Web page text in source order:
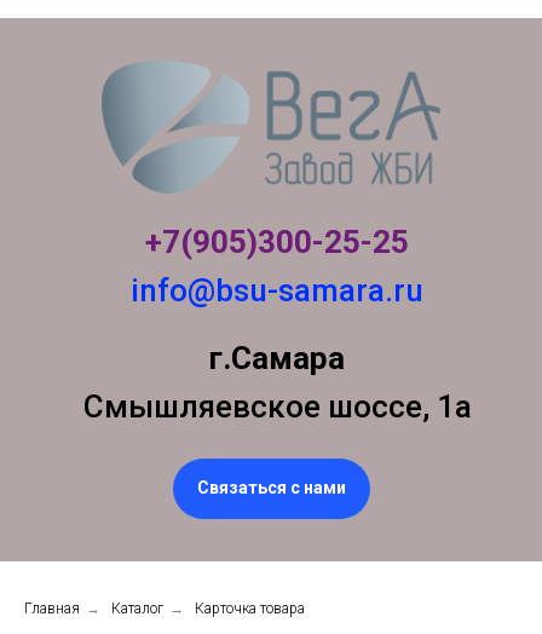
+7(905)300-25-25
info@bsu-samara.ru
г.Самара
Смышляевское шоссе, 1а
Связаться с нами
Главная → Каталог → Карточка товара